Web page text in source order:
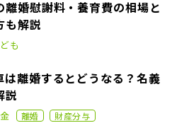
婚慰謝料・養育費の相場と
も解説
も
は離婚するとどうなる？名義
説
離婚 財産分与